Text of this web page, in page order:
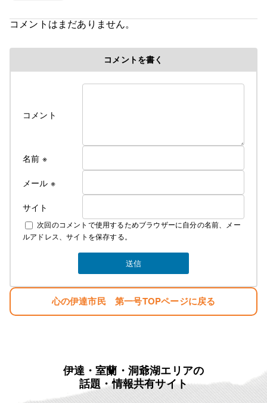
コメントはまだありません。
コメントを書く
コメント
名前 ※
メール ※
サイト
次回のコメントで使用するためブラウザーに自分の名前、メー
ルアドレス、サイトを保存する。
心の伊達市民 第一号TOPページに戻る
伊達・室蘭・洞爺湖エリアの
話題・情報共有サイト